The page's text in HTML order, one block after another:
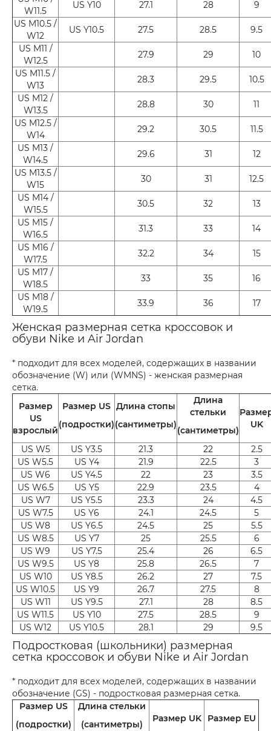
W11.5
US Y10 27.1 28
9
US M10.5 /
W12
US Y10.5 27.5 28.5
9.5
US M11 /
W12.5
27.9 29
10
US M11.5 /
W13
28.3 29.5
10.5
US M12 /
W13.5
28.8 30
11
US M12.5 /
W14
29.2 30.5
11.5
US M13 /
W14.5
29.6 31
12
US M13.5 /
W15
30 31
12.5
US M14 /
W15.5
30.5 32
13
US M15 /
W16.5
31.3 33
14
US M16 /
W17.5
32.2 34
15
US M17 /
W18.5
33 35
16
US M18 /
W19.5
33.9 36 17
Женская размерная сетка кроссовок и
обуви Nike и Air Jordan
* подходит для всех моделей, содержащих в названии
обозначение (W) или (WMNS) - женская размерная
сетка.
Размер
US
взрослый
Размер US
(подростки)
Длина стопы
(сантиметры)
Длина
стельки
(сантиметры)
UK
US W5 US Y3.5 21.3 22
2.5
US W5.5
US Y4 21.9 22.5
3
US W6
US Y4.5 22 23
3.5
US W6.5
US Y5 22.9 23.5
4
US W7
US Y5.5 23.3 24
4.5
US W7.5
US Y6 24.1 24.5
5
US W8
US Y6.5 24.5 25
5.5
US W8.5
US Y7 25 25.5
6
US W9
US Y7.5 25.4 26
6.5
US W9.5
US Y8 25.8 26.5
7
US W10
US Y8.5 26.2 27
7.5
US W10.5
US Y9 26.7 27.5
8
US W11
US Y9.5 27.1 28
8.5
US W11.5
US Y10 27.5 28.5
9
US W12
US Y10.5 28.1 29 9.5
Подростковая (школьники) размерная
сетка кроссовок и обуви Nike и Air Jordan
* подходит для всех моделей, содержащих в названии
обозначение (GS) - подростковая размерная сетка.
Размер US
(подростки)
Длина стельки
(сантиметры)
Размер UK Размер EU